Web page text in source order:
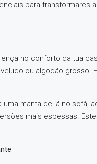
para transformares
no conforto da tua
ou algodão grosso.
manta de lã no sofá,
mais espessas.